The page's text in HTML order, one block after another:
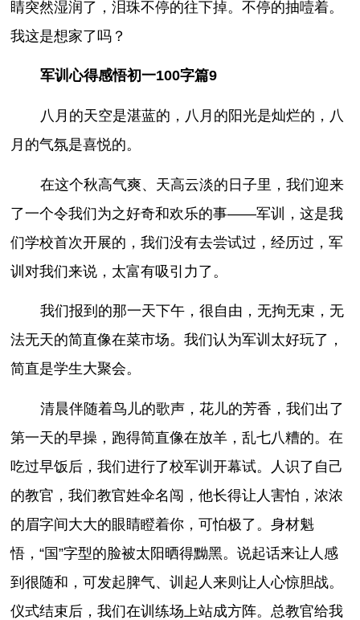
睛突然湿润了，泪珠不停的往下掉。不停的抽噎着。
我这是想家了吗？
军训心得感悟初一100字篇9
八月的天空是湛蓝的，八月的阳光是灿烂的，八
月的气氛是喜悦的。
在这个秋高气爽、天高云淡的日子里，我们迎来
了一个令我们为之好奇和欢乐的事——军训，这是我
们学校首次开展的，我们没有去尝试过，经历过，军
训对我们来说，太富有吸引力了。
我们报到的那一天下午，很自由，无拘无束，无
法无天的简直像在菜市场。我们认为军训太好玩了，
简直是学生大聚会。
清晨伴随着鸟儿的歌声，花儿的芳香，我们出了
第一天的早操，跑得简直像在放羊，乱七八糟的。在
吃过早饭后，我们进行了校军训开幕试。人识了自己
的教官，我们教官姓伞名闯，他长得让人害怕，浓浓
的眉字间大大的眼睛瞪着你，可怕极了。身材魁
悟，“国”字型的脸被太阳晒得黝黑。说起话来让人感
到很随和，可发起脾气、训起人来则让人心惊胆战。
仪式结束后，我们在训练场上站成方阵。总教官给我